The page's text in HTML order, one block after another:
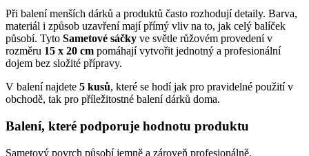
Při balení menších dárků a produktů často rozhodují detaily. Barva,
materiál i způsob uzavření mají přímý vliv na to, jak celý balíček
působí. Tyto Sametové sáčky ve světle růžovém provedení v
rozměru 15 x 20 cm pomáhají vytvořit jednotný a profesionální
dojem bez složité přípravy.
V balení najdete 5 kusů, které se hodí jak pro pravidelné použití v
obchodě, tak pro příležitostné balení dárků doma.
Balení, které podporuje hodnotu produktu
Sametový povrch působí jemně a zároveň profesionálně.